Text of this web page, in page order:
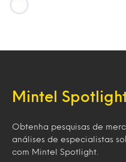
Mintel
Obtenha pesquisas de
análises de especialistas
com Mintel Spotlight.